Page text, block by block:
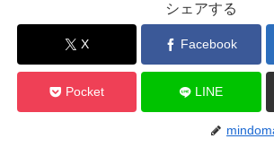
シェアする
X Facebook
Pocket LINE